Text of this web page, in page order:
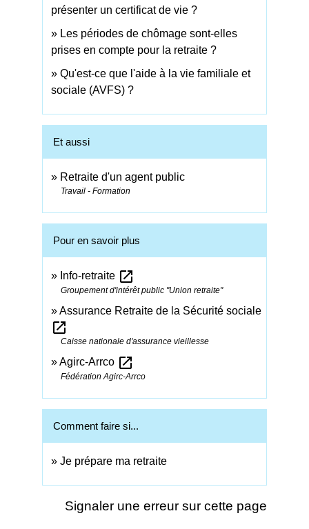
présenter un certificat de vie ?
Les périodes de chômage sont-elles
prises en compte pour la retraite ?
Qu'est-ce que l'aide à la vie familiale et
sociale (AVFS) ?
Et aussi
Retraite d'un agent public
Travail - Formation
Pour en savoir plus
Info-retraite open_in_new
Groupement d'intérêt public "Union retraite"
Assurance Retraite de la Sécurité sociale
open_in_new
Caisse nationale d'assurance vieillesse
Agirc-Arrco open_in_new
Fédération Agirc-Arrco
Comment faire si...
Je prépare ma retraite
Signaler une erreur sur cette page